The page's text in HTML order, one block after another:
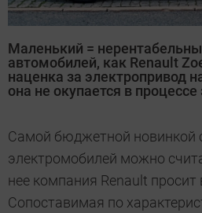
Маленький =
автомобилей, как Renault
наценка за электропривод
она не окупается в
Самой бюджетной новинкой
электромобилей можно
нее компания Renault просит
Сопоставимая по